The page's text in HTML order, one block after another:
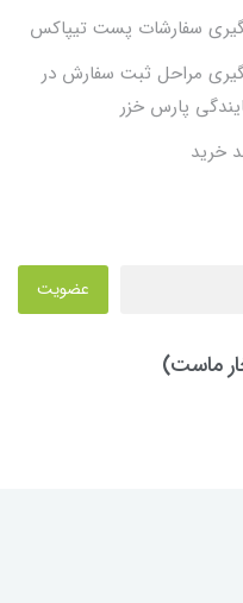
سفارشات پست تیپاکس
مراحل ثبت سفارش در
پارس خزر
خرید
عضویت
ماست)